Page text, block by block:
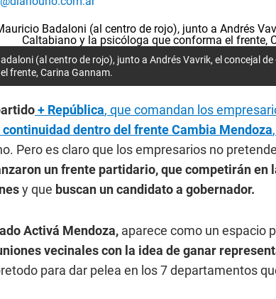
(al centro de rojo), junto a Andrés Vavrik, el concejal
frente, Carina Gannam.
+ República, que comandan los
continuidad dentro del frente Cambia Mendoza,
Pero es claro que los empresarios no
un frente partidario, que competirán en
y que buscan un candidato a gobernador.
Activá Mendoza, aparece como un espacio
vecinales con la idea de ganar
para dar pelea en los 7 departamentos